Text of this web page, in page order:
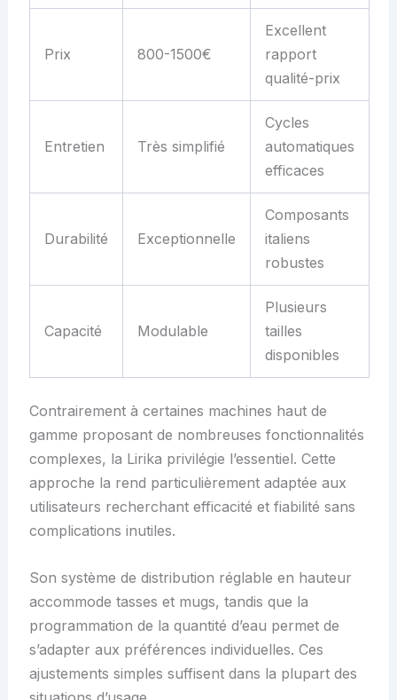
Prix 800-1500€
Excellent
rapport
qualité-prix
Entretien Très simplifié
Cycles
automatiques
efficaces
Durabilité Exceptionnelle
Composants
italiens
robustes
Capacité Modulable
Plusieurs
tailles
disponibles
Contrairement à certaines machines haut de
gamme proposant de nombreuses fonctionnalités
complexes, la Lirika privilégie l’essentiel. Cette
approche la rend particulièrement adaptée aux
utilisateurs recherchant efficacité et fiabilité sans
complications inutiles.
Son système de distribution réglable en hauteur
accommode tasses et mugs, tandis que la
programmation de la quantité d’eau permet de
s’adapter aux préférences individuelles. Ces
ajustements simples suffisent dans la plupart des